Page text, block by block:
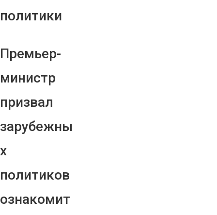
политики
Премьер-
министр
призвал
зарубежны
х
политиков
ознакомит